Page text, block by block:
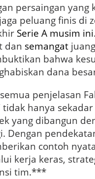
persaingan yang
peluang finis di
Serie A musim ini
dan semangat
bahwa
dana
penjelasan
tidak hanya
yang dibangun
Dengan
contoh
kerja keras,
tim.***